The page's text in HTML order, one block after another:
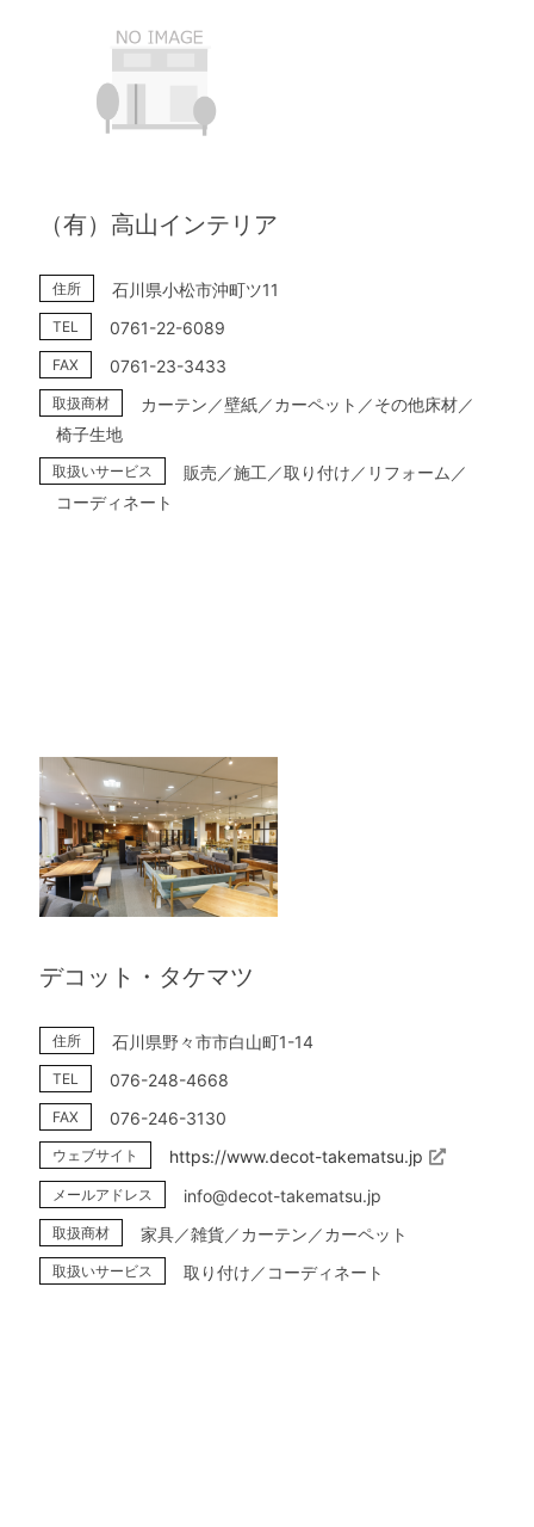
（有）高山インテリア
住所 石川県小松市沖町ツ11
TEL 0761-22-6089
FAX 0761-23-3433
取扱商材
カーテン／壁紙／カーペット／その他床材／
椅子生地
取扱いサービス
販売／施工／取り付け／リフォーム／
コーディネート
デコット・タケマツ
住所 石川県野々市市白山町1-14
TEL 076-248-4668
FAX 076-246-3130
ウェブサイト https://www.decot-takematsu.jp
メールアドレス info@decot-takematsu.jp
取扱商材 家具／雑貨／カーテン／カーペット
取扱いサービス 取り付け／コーディネート